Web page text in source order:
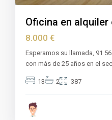
Oficina en
8.000 €
Esperamos su llamada, 91
con más de 25 años en el
13 2 387